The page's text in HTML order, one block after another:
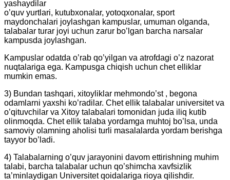
yashaydilar
o’quv yurtlari, kutubxonalar, yotoqxonalar, sport
maydonchalari joylashgan kampuslar, umuman olganda,
talabalar turar joyi uchun zarur bo’lgan barcha narsalar
kampusda joylashgan.
Kampuslar odatda o’rab qo’yilgan va atrofdagi o’z nazorat
nuqtalariga ega. Kampusga chiqish uchun chet elliklar
mumkin emas.
3) Bundan tashqari, xitoyliklar mehmondo’st , begona
odamlarni yaxshi ko’radilar. Chet ellik talabalar universitet va
o’qituvchilar va Xitoy talabalari tomonidan juda iliq kutib
olinmoqda. Chet ellik talaba yordamga muhtoj bo’lsa, unda
samoviy olamning aholisi turli masalalarda yordam berishga
tayyor bo’ladi.
4) Talabalarning o’quv jarayonini davom ettirishning muhim
talabi, barcha talabalar uchun qo’shimcha xavfsizlik
ta’minlaydigan Universitet qoidalariga rioya qilishdir.